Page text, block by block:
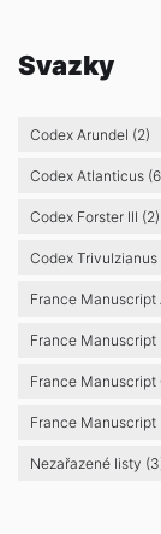
Svazky
Codex Arundel (2)
Codex Atlanticus
Codex Forster III (2)
Codex Trivulzianus
France Manuscript
France Manuscript
France Manuscript
France Manuscript
Nezařazené listy